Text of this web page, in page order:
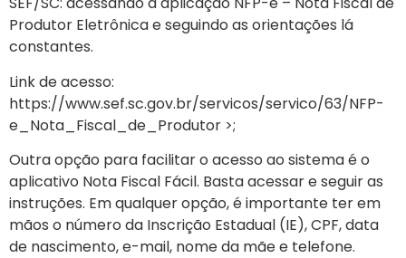
Produtor Eletrônica e seguindo as orientações lá
constantes.
Link de acesso:
https://www.sef.sc.gov.br/servicos/servico/63/NFP-
e_Nota_Fiscal_de_Produtor >;
Outra opção para facilitar o acesso ao sistema é o
aplicativo Nota Fiscal Fácil. Basta acessar e seguir as
instruções. Em qualquer opção, é importante ter em
mãos o número da Inscrição Estadual (IE), CPF, data
de nascimento, e-mail, nome da mãe e telefone.